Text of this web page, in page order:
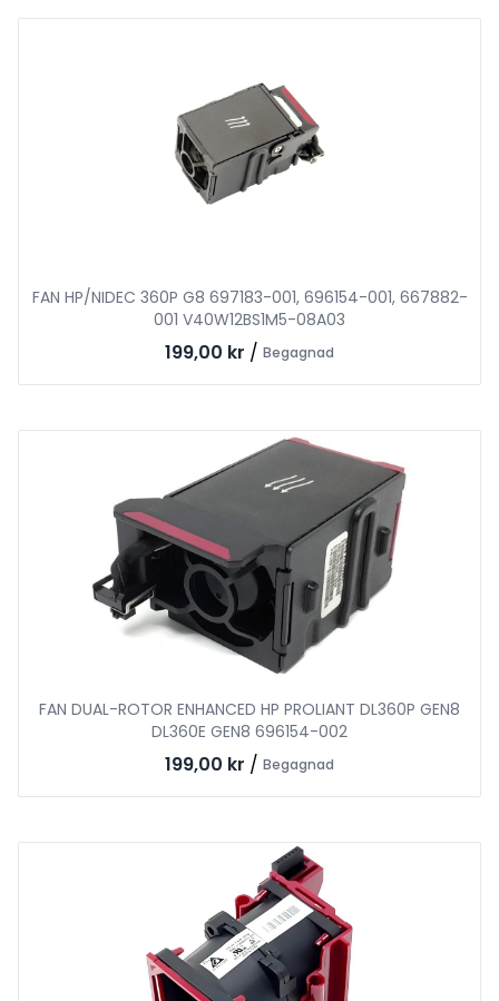
FAN HP/NIDEC 360P G8 697183-001, 696154-001, 667882-
001 V40W12BS1M5-08A03
199,00 kr / Begagnad
FAN DUAL-ROTOR ENHANCED HP PROLIANT DL360P GEN8
DL360E GEN8 696154-002
199,00 kr / Begagnad